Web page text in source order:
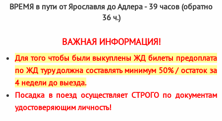
ВРЕМЯ в пути от Ярославля до Адлера - 39 часов (обратно
36 ч.)
ВАЖНАЯ ИНФОРМАЦИЯ!
Для того чтобы были выкуплены ЖД билеты предоплата
по ЖД туру должна составлять минимум 50% / остаток за
4 недели до выезда.
Посадка в поезд осуществляет СТРОГО по документам
удостоверяющим личность!